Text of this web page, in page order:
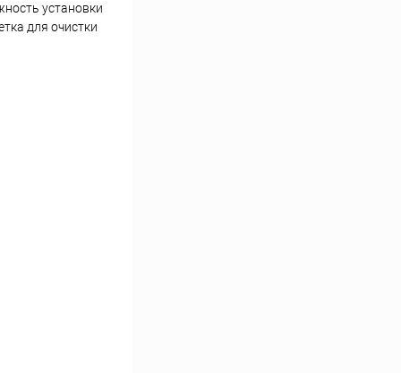
установки
для очистки